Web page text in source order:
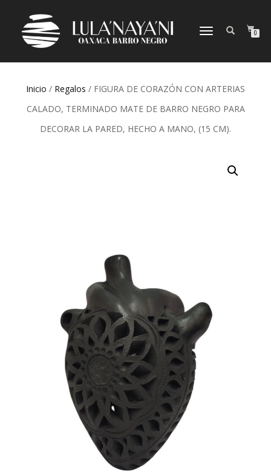
CAMBIAR
0
Inicio / Regalos / FIGURA DE CORAZÓN CON ARTERIAS
CALADO, TERMINADO MATE DE BARRO NEGRO PARA
DECORAR LA PARED, HECHO A MANO, (15 CM).